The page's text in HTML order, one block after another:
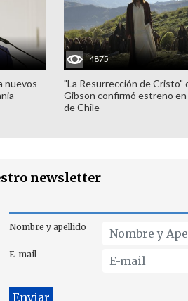
nuevos
4875
"La Resurrección de Cristo"
Gibson confirmó estreno en
de Chile
newsletter
Nombre y apellido
E-mail